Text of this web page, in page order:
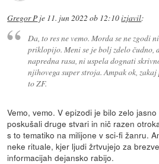
Gregor P je 11. jun 2022 ob 12:10izjavil:
Da, to res ne vemo. Morda se ne zgodi
priklopijo. Meni se je bolj zdelo čudno,
napredna rasa, ni uspela dognati
njihovega super stroja. Ampak ok, zakaj
to ZF.
Vemo, vemo. V epizodi je bilo zelo
poskušali druge stvari in nič razen
s to tematiko na milijone v sci-fi žanru.
neke rituale, kjer ljudi žrtvujejo za
informacijah dejansko rabijo.